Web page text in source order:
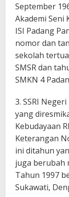
September
Akademi Seni
ISI Padang
nomor dan
sekolah
SMSR dan
SMKN 4
3. SSRI
yang
Kebudayaan
Keterangan
ini ditahun
juga berubah
Tahun 1997
Sukawati,